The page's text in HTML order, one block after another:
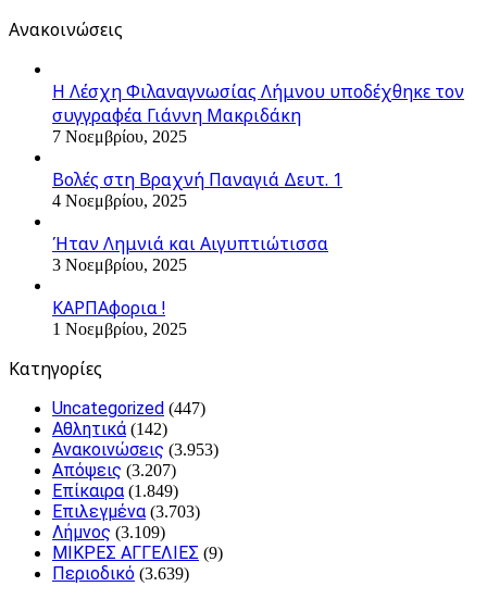
Ανακοινώσεις
Η Λέσχη Φιλαναγνωσίας Λήμνου υποδέχθηκε τον
συγγραφέα Γιάννη Μακριδάκη
7 Νοεμβρίου, 2025
Βολές στη Βραχνή Παναγιά Δευτ. 1
4 Νοεμβρίου, 2025
Ήταν Λημνιά και Αιγυπτιώτισσα
3 Νοεμβρίου, 2025
ΚΑΡΠΑφορια !
1 Νοεμβρίου, 2025
Kατηγορίες
Uncategorized (447)
Αθλητικά (142)
Ανακοινώσεις (3.953)
Απόψεις (3.207)
Επίκαιρα (1.849)
Επιλεγμένα (3.703)
Λήμνος (3.109)
ΜΙΚΡΕΣ ΑΓΓΕΛΙΕΣ (9)
Περιοδικό (3.639)